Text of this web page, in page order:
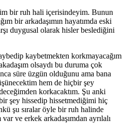
bir ruh hali içerisindeyim. Bunun
bir arkadaşımın hayatımda eski
duygusal olarak hisler beslediğini
kaybetmekten korkmayacağım
olsaydı bu duruma çok
süre üzgün olduğunu ama bana
hem de hiçbir şey
korkacaktım. Şu anki
şey hissedip hissetmediğimi hiç
şu sıralar öyle bir ruh halinde
ve erkek arkadaşımdan ayrılalı